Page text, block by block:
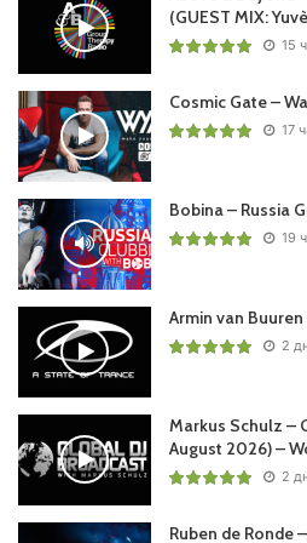
Mix)/Skink/
14. Nifra – Madness (Extended
The House Official/
16. The Rocketman – Loca
Records/
17. DBF – Hit The Club (Extended
18. AIROD, Nicolas Julian &
Mix) /BACKLOG/
19. Vortek’s – Reflex (Original
(GUEST MIX:
15
Cosmic Gate –
17
Bobina – Russia
19
Armin van
2
Markus Schulz –
August 2026) –
2
Ruben de Ronde